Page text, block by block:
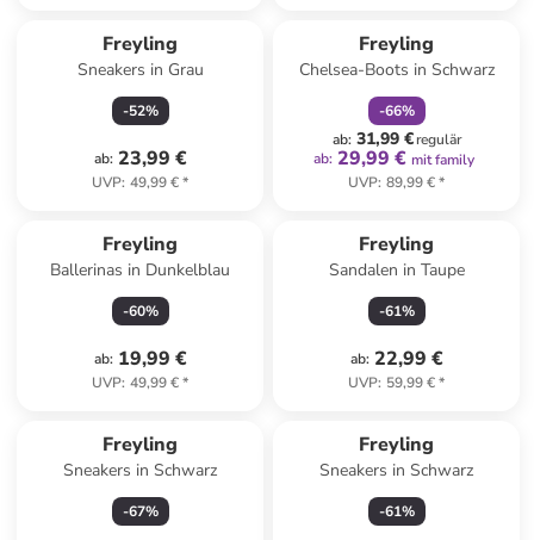
Freyling
Sneakers in Grau
-52%
ab: 23,99 €
UVP: 49,99 €*
Freyling
Chelsea-Boots in Schwarz
-66%
ab: 31,99 €regulär
ab: 29,99 € mit family
UVP: 89,99 €*
Freyling
Ballerinas in Dunkelblau
-60%
ab: 19,99 €
UVP: 49,99 €*
Freyling
Sandalen in Taupe
-61%
ab: 22,99 €
UVP: 59,99 €*
Freyling
Sneakers in Schwarz
-67%
Freyling
Sneakers in Schwarz
-61%